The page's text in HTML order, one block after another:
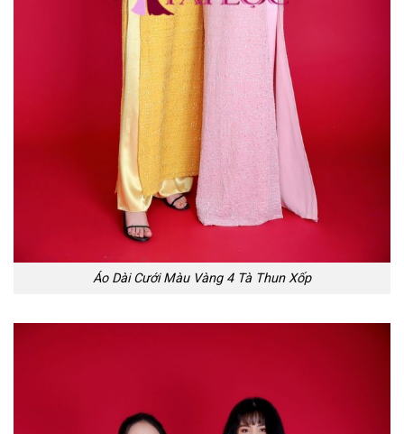
Áo Dài Cưới Màu Vàng 4 Tà Thun Xốp